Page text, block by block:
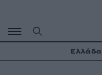
περιεχόμενο
Ελλάδα